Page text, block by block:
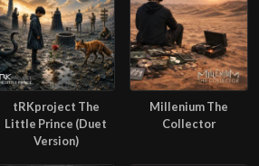
tRKproject The
Little Prince (Duet
Version)
Millenium The
Collector